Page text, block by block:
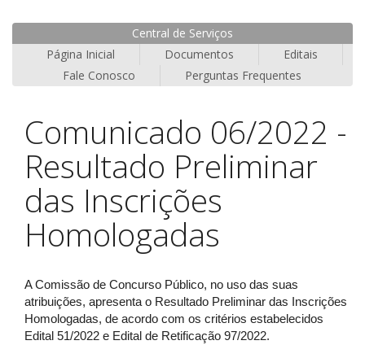
Central de Serviços
Página Inicial
Documentos
Editais
Fale Conosco
Perguntas Frequentes
Comunicado 06/2022 -
Resultado Preliminar
das Inscrições
Homologadas
A Comissão de Concurso Público, no uso das suas
atribuições, apresenta o Resultado Preliminar das Inscrições
Homologadas, de acordo com os critérios estabelecidos
Edital 51/2022 e Edital de Retificação 97/2022.